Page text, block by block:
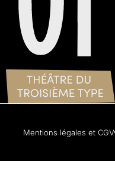
Mentions légales et CGV